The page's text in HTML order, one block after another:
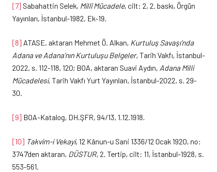
[7] Sabahattin Selek, Millî Mücadele, cilt: 2, 2. baskı, Örgün
Yayınları, İstanbul-1982, Ek-19.
[8] ATASE, aktaran Mehmet Ö. Alkan, Kurtuluş Savaşı’nda
Adana ve Adana’nın Kurtuluşu Belgeler, Tarih Vakfı, İstanbul-
2022, s. 112-118, 120; BOA, aktaran Suavi Aydın, Adana Milli
Mücadelesi, Tarih Vakfı Yurt Yayınları, İstanbul-2022, s. 29-
30.
[9] BOA-Katalog, DH.ŞFR, 94/13, 1.12.1918.
[10] Takvim-i Vekayi, 12 Kânun-u Sani 1336/12 Ocak 1920, no:
3747’den aktaran, DÜSTUR, 2. Tertip, cilt: 11, İstanbul-1928, s.
553-561.